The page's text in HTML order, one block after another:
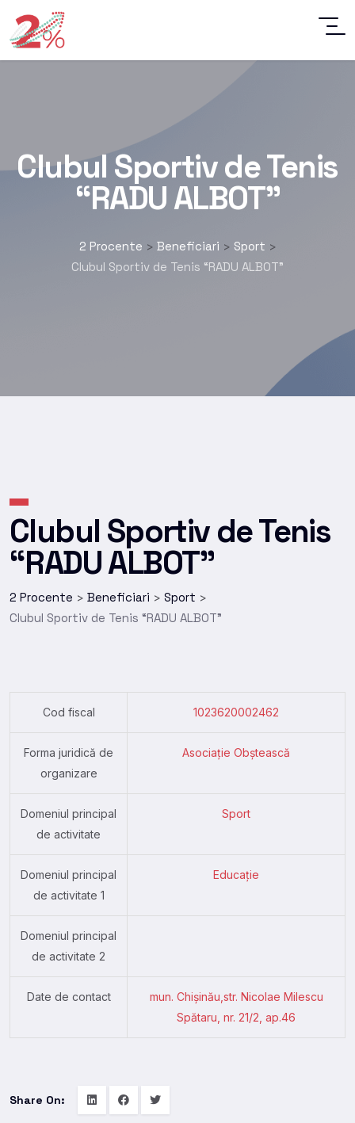
Clubul Sportiv de Tenis
“RADU ALBOT”
2 Procente > Beneficiari > Sport >
Clubul Sportiv de Tenis “RADU ALBOT”
Clubul Sportiv de Tenis
“RADU ALBOT”
2 Procente > Beneficiari > Sport >
Clubul Sportiv de Tenis “RADU ALBOT”
Cod fiscal 1023620002462
Forma juridică de
organizare
Asociație Obștească
Domeniul principal
de activitate
Sport
Domeniul principal
de activitate 1
Educație
Domeniul principal
de activitate 2
Date de contact
mun. Chişinău,str. Nicolae Milescu
Spătaru, nr. 21/2, ap.46
Share On: